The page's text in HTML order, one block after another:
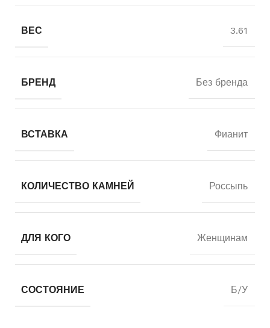
ВЕС 3.61
БРЕНД Без бренда
ВСТАВКА Фианит
КОЛИЧЕСТВО КАМНЕЙ Россыпь
ДЛЯ КОГО Женщинам
СОСТОЯНИЕ Б/У